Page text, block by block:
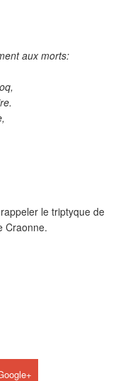
aux morts:
le triptyque de
Craonne.